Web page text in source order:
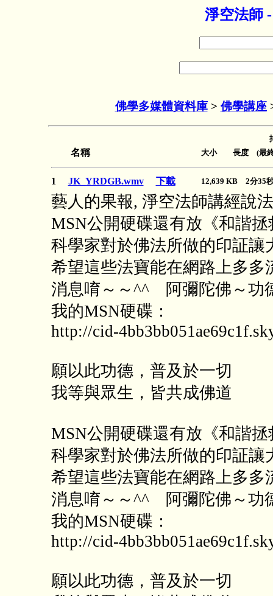
淨空法師
佛學多媒體資料庫> 佛學講座
名稱 大小 長度 (最終
1 JK_YRDGB.wmv 下載 12,639 KB 2分
藝人的果報, 淨空法師講經說
MSN公開硬碟還有放《和諧
科學家對於佛法所做的印証讓
希望這些法寶能在網路上多
消息唷～～^^ 阿彌陀佛～功
我的MSN硬碟：
http://cid-
願以此功德，普及於一切
我等與眾生，皆共成佛道
MSN公開硬碟還有放《和諧
科學家對於佛法所做的印証讓
希望這些法寶能在網路上多
消息唷～～^^ 阿彌陀佛～功
我的MSN硬碟：
http://cid-
願以此功德，普及於一切